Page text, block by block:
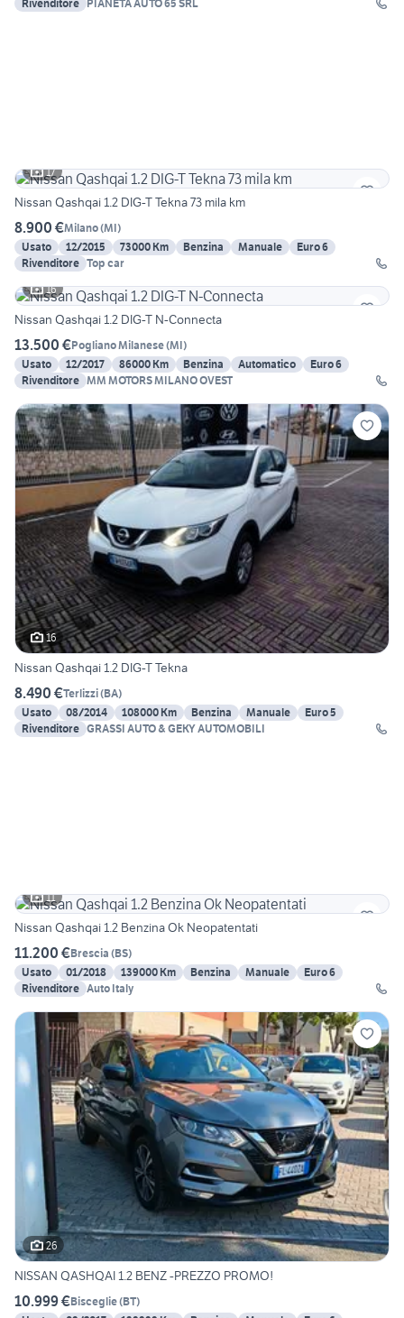
Rivenditore PIANETA AUTO 65 SRL
17
Nissan Qashqai 1.2 DIG-T Tekna 73 mila km
8.900 €Milano(MI)
Usato
12/2015 73000 Km Benzina Manuale
Euro 6
Rivenditore Top car
16
Nissan Qashqai 1.2 DIG-T N-Connecta
13.500 €Pogliano Milanese(MI)
Usato
12/2017 86000 Km Benzina Automatico
Euro 6
Rivenditore MM MOTORS MILANO OVEST
16
Nissan Qashqai 1.2 DIG-T Tekna
8.490 €Terlizzi(BA)
Usato
08/2014 108000 Km Benzina Manuale
Euro 5
Rivenditore GRASSI AUTO & GEKY AUTOMOBILI
11
Nissan Qashqai 1.2 Benzina Ok Neopatentati
11.200 €Brescia (BS)
Usato
01/2018 139000 Km Benzina Manuale
Euro 6
Rivenditore Auto Italy
26
NISSAN QASHQAI 1.2 BENZ -PREZZO PROMO!
10.999 €Bisceglie(BT)